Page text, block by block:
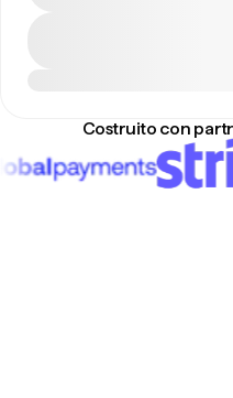
Costruito con